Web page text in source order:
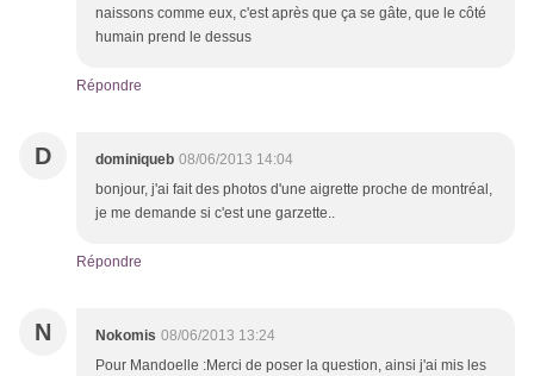
naissons comme eux, c'est après que ça se gâte, que le côté
humain prend le dessus
Répondre
D dominiqueb 08/06/2013 14:04
bonjour, j'ai fait des photos d'une aigrette proche de montréal,
je me demande si c'est une garzette..
Répondre
N Nokomis 08/06/2013 13:24
Pour Mandoelle :Merci de poser la question, ainsi j'ai mis les